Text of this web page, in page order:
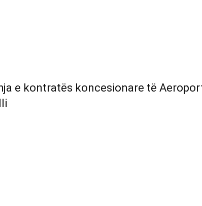
e kontratës koncesionare të